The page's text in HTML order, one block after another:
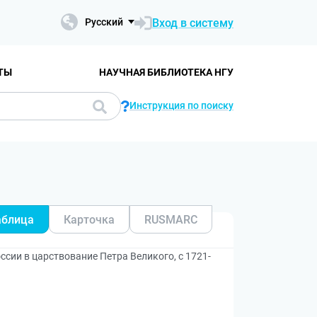
Русский Вход в систему
НАУЧНАЯ БИБЛИОТЕКА НГУ
Инструкция по поиску
Карточка RUSMARC
в царствование Петра Великого, с 1721-